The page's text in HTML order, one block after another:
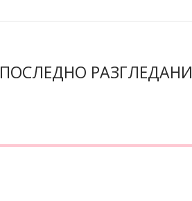
ПОСЛЕДНО РАЗГЛЕДАНИ